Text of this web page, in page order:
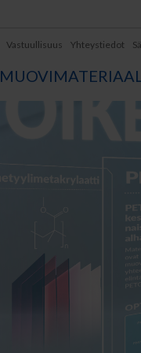
Vastuullisuus Yhteystiedot